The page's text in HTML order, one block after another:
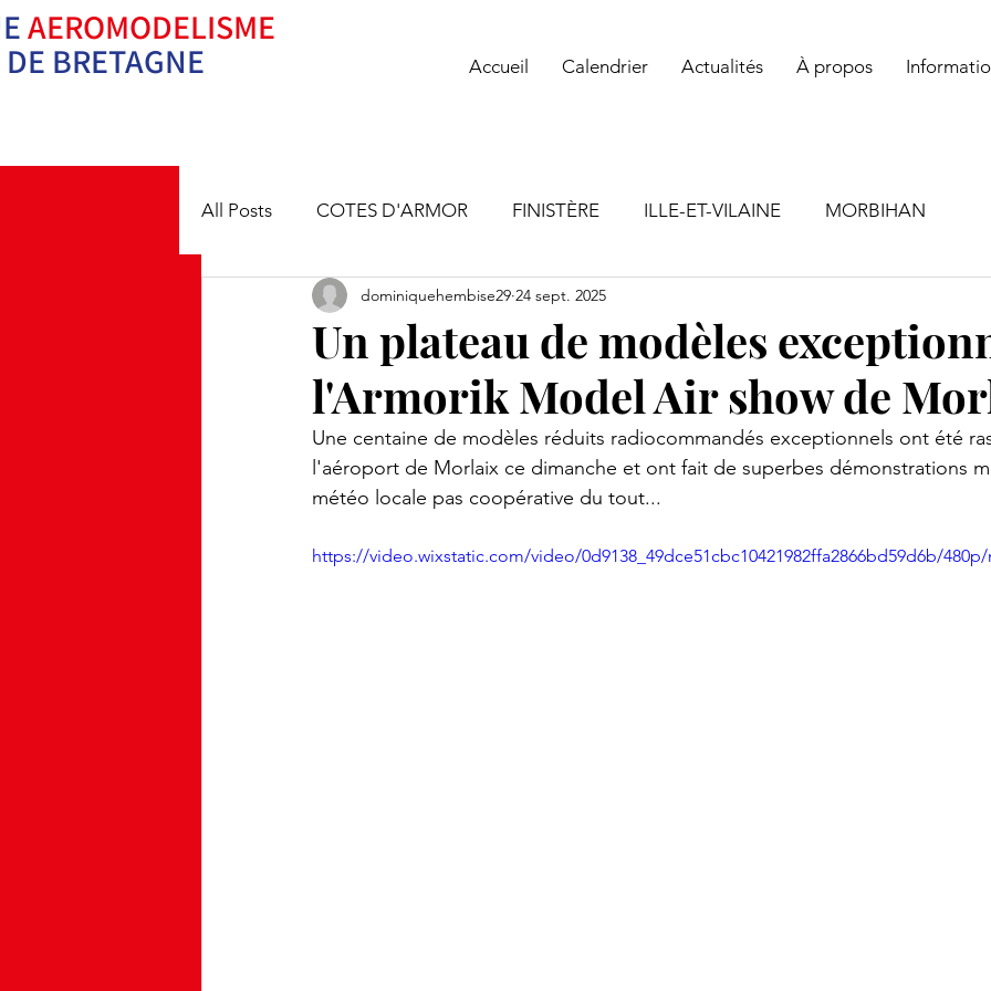
AEROMODELISME
DE BRETAGNE Accueil Calendrier Actualités À propos
All Posts COTES D'ARMOR FINISTÈRE ILLE-ET-VILAINE MORBIHAN
Un plateau de modèles
l'Armorik Model Air show de
dominiquehembise29 24 sept. 2025
Une centaine de modèles réduits radiocommandés exceptionnels ont été
l'aéroport de Morlaix ce dimanche et ont fait de superbes démonstrations
météo locale pas coopérative du tout...
https://video.wixstatic.com/video/0d9138_49dce51cbc10421982ffa2866bd59d6b/